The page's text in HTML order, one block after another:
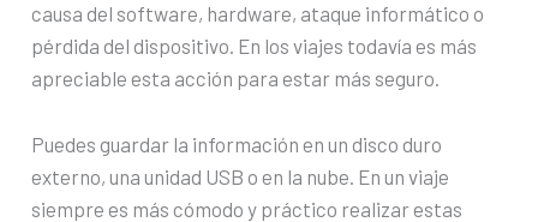
causa del software, hardware, ataque informático o
pérdida del dispositivo. En los viajes todavía es más
apreciable esta acción para estar más seguro.
Puedes guardar la información en un disco duro
externo, una unidad USB o en la nube. En un viaje
siempre es más cómodo y práctico realizar estas